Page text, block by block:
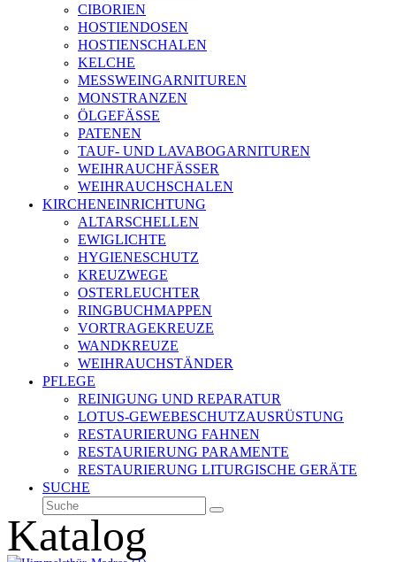
CIBORIEN
HOSTIENDOSEN
HOSTIENSCHALEN
KELCHE
MESSWEINGARNITUREN
MONSTRANZEN
ÖLGEFÄSSE
PATENEN
TAUF- UND LAVABOGARNITUREN
WEIHRAUCHFÄSSER
WEIHRAUCHSCHALEN
KIRCHENEINRICHTUNG
ALTARSCHELLEN
EWIGLICHTE
HYGIENESCHUTZ
KREUZWEGE
OSTERLEUCHTER
RINGBUCHMAPPEN
VORTRAGEKREUZE
WANDKREUZE
WEIHRAUCHSTÄNDER
PFLEGE
REINIGUNG UND REPARATUR
LOTUS-GEWEBESCHUTZAUSRÜSTUNG
RESTAURIERUNG FAHNEN
RESTAURIERUNG PARAMENTE
RESTAURIERUNG LITURGISCHE GERÄTE
SUCHE
Suche
Senden
Katalog